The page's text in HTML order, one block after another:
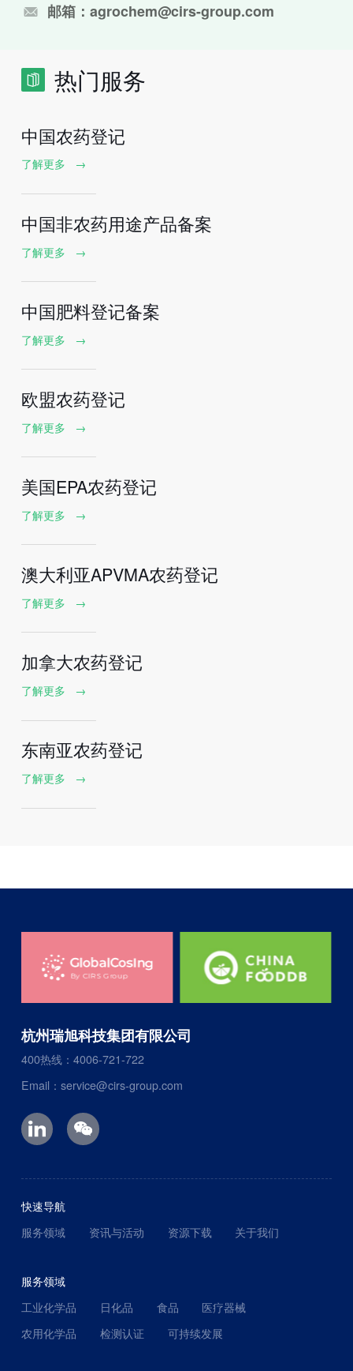
邮箱：agrochem@cirs-group.com
热门服务
中国农药登记
了解更多 →
中国非农药用途产品备案
了解更多 →
中国肥料登记备案
了解更多 →
欧盟农药登记
了解更多 →
美国EPA农药登记
了解更多 →
澳大利亚APVMA农药登记
了解更多 →
加拿大农药登记
了解更多 →
东南亚农药登记
了解更多 →
杭州瑞旭科技集团有限公司
400热线：4006-721-722
Email：service@cirs-group.com
快速导航
服务领域
资讯与活动 资源下载 关于我们
服务领域
工业化学品
日化品 食品
医疗器械
农用化学品
检测认证 可持续发展